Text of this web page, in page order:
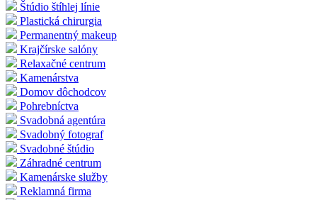
Štúdio štíhlej línie
Plastická chirurgia
Permanentný makeup
Krajčírske salóny
Relaxačné centrum
Kamenárstva
Domov dôchodcov
Pohrebníctva
Svadobná agentúra
Svadobný fotograf
Svadobné štúdio
Záhradné centrum
Kamenárske služby
Reklamná firma